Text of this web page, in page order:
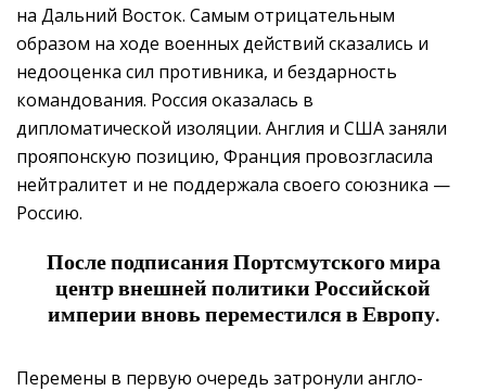
на Дальний Восток. Самым отрицательным
образом на ходе военных действий сказались и
недооценка сил противника, и бездарность
командования. Россия оказалась в
дипломатической изоляции. Англия и США заняли
прояпонскую позицию, Франция провозгласила
нейтралитет и не поддержала своего союзника —
Россию.
После подписанияПортсмутского мира
центр внешней политики Российской
империи вновь переместился в Европу.
Перемены в первую очередь затронули англо-